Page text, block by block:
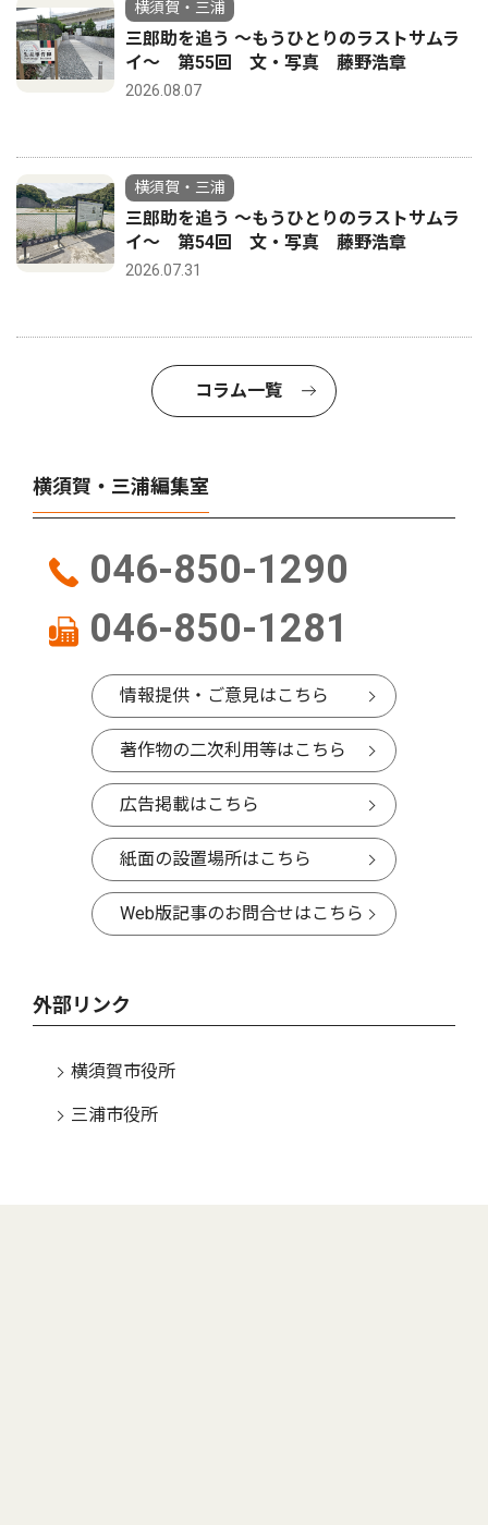
横須賀・三浦
三郎助を追う 〜もうひとりのラストサムラ
イ〜 第55回 文・写真 藤野浩章
2026.08.07
横須賀・三浦
三郎助を追う 〜もうひとりのラストサムラ
イ〜 第54回 文・写真 藤野浩章
2026.07.31
コラム一覧
横須賀・三浦編集室
046-850-1290
046-850-1281
情報提供・ご意見はこちら
著作物の二次利用等はこちら
広告掲載はこちら
紙面の設置場所はこちら
Web版記事のお問合せはこちら
外部リンク
横須賀市役所
三浦市役所